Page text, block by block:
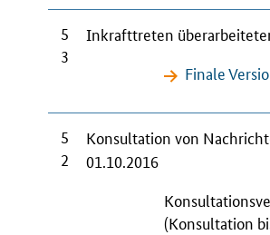
5
3
Inkrafttreten
Finale
5
2
Konsultation von
01.10.2016
(Konsultation